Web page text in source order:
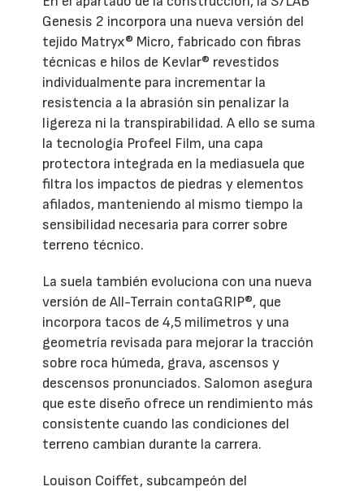
Genesis 2 incorpora una nueva versión del
tejido Matryx® Micro, fabricado con fibras
técnicas e hilos de Kevlar® revestidos
individualmente para incrementar la
resistencia a la abrasión sin penalizar la
ligereza ni la transpirabilidad. A ello se suma
la tecnología Profeel Film, una capa
protectora integrada en la mediasuela que
filtra los impactos de piedras y elementos
afilados, manteniendo al mismo tiempo la
sensibilidad necesaria para correr sobre
terreno técnico.
La suela también evoluciona con una nueva
versión de All-Terrain contaGRIP®, que
incorpora tacos de 4,5 milímetros y una
geometría revisada para mejorar la tracción
sobre roca húmeda, grava, ascensos y
descensos pronunciados. Salomon asegura
que este diseño ofrece un rendimiento más
consistente cuando las condiciones del
terreno cambian durante la carrera.
Louison Coiffet, subcampeón del